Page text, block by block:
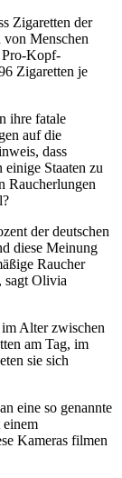
Zigaretten der
Menschen
Pro-Kopf-
Zigaretten je
ihre fatale
auf die
dass
Staaten zu
Raucherlungen
der deutschen
diese Meinung
Raucher
sagt Olivia
Alter zwischen
am Tag, im
sie sich
eine so genannte
einem
Kameras filmen